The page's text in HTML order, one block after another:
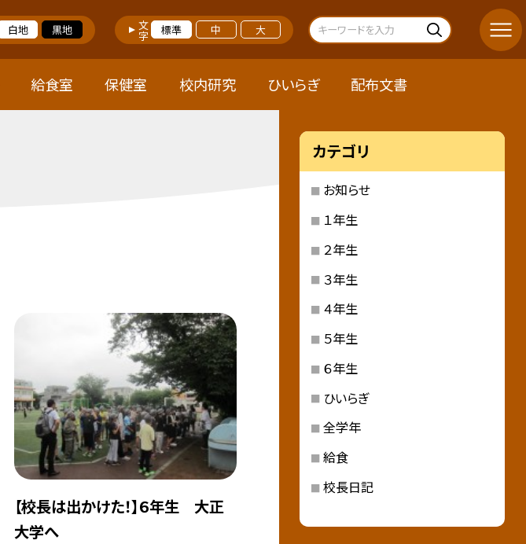
白地 黒地 文字 標準 中 大
給食室 保健室 校内研究 ひいらぎ 配布文書
【校長は出かけた！】６年生 大正
大学へ
カテゴリ
お知らせ
１年生
２年生
３年生
４年生
５年生
６年生
ひいらぎ
全学年
給食
校長日記